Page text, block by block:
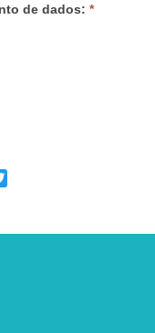
de dados: *